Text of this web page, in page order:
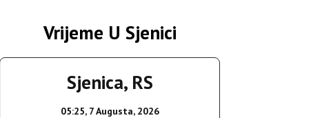
Vrijeme U Sjenici
Sjenica, RS
05:25, 7 Augusta, 2026